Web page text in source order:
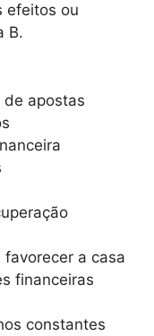
efeitos ou
B.
de apostas
favorecer a casa
financeiras
constantes